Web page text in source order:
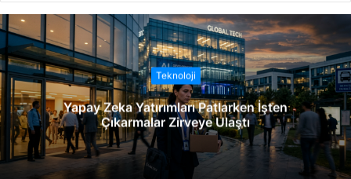
b
s
i
t
e
s
i
Teknoloji
Yapay Zeka Yatırımları Patlarken İşten
Çıkarmalar Zirveye Ulaştı